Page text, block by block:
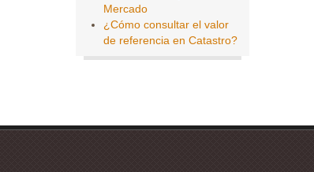
Mercado
¿Cómo consultar el valor
de referencia en Catastro?